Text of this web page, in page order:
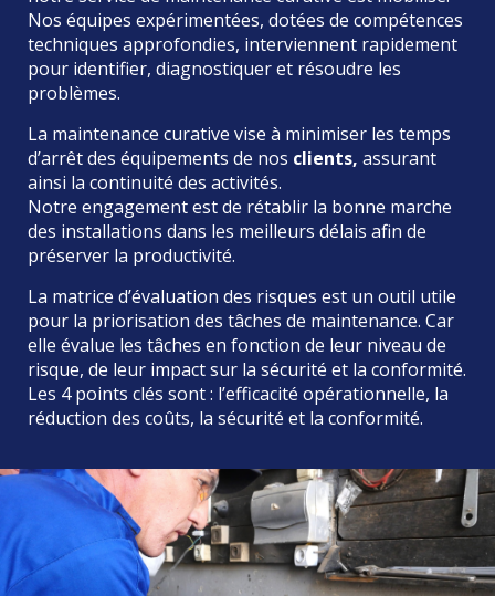
Nos équipes expérimentées, dotées de compétences
techniques approfondies, interviennent rapidement
pour identifier, diagnostiquer et résoudre les
problèmes.
La maintenance curative vise à minimiser les temps
d’arrêt des équipements de nos clients, assurant
ainsi la continuité des activités.
Notre engagement est de rétablir la bonne marche
des installations dans les meilleurs délais afin de
préserver la productivité.
La matrice d’évaluation des risques est un outil utile
pour la priorisation des tâches de maintenance. Car
elle évalue les tâches en fonction de leur niveau de
risque, de leur impact sur la sécurité et la conformité.
Les 4 points clés sont : l’efficacité opérationnelle, la
réduction des coûts, la sécurité et la conformité.